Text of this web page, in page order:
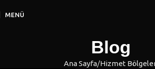
MENÜ
Blog
Ana Sayfa Hizmet